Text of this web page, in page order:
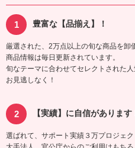
豊富な【品揃え】！
厳選された、2万点以上の旬な商品を卸
商品情報は毎日更新されています。
旬なテーマに合わせてセレクトされた
お見逃しなく！
【実績】に自信があります
選ばれて、サポート実績３万プロジェク